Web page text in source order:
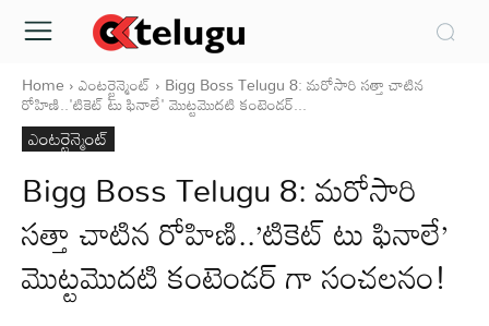
Home ఎంటర్టైన్మెంట్ Bigg Boss Telugu 8: మరోసారి సత్తా చాటిన
రోహిణి..'టికెట్ టు ఫినాలే' మొట్టమొదటి కంటెండర్...
ఎంటర్టైన్మెంట్
Bigg Boss Telugu 8: మరోసారి
సత్తా చాటిన రోహిణి..’టికెట్ టు ఫినాలే’
మొట్టమొదటి కంటెండర్ గా సంచలనం!